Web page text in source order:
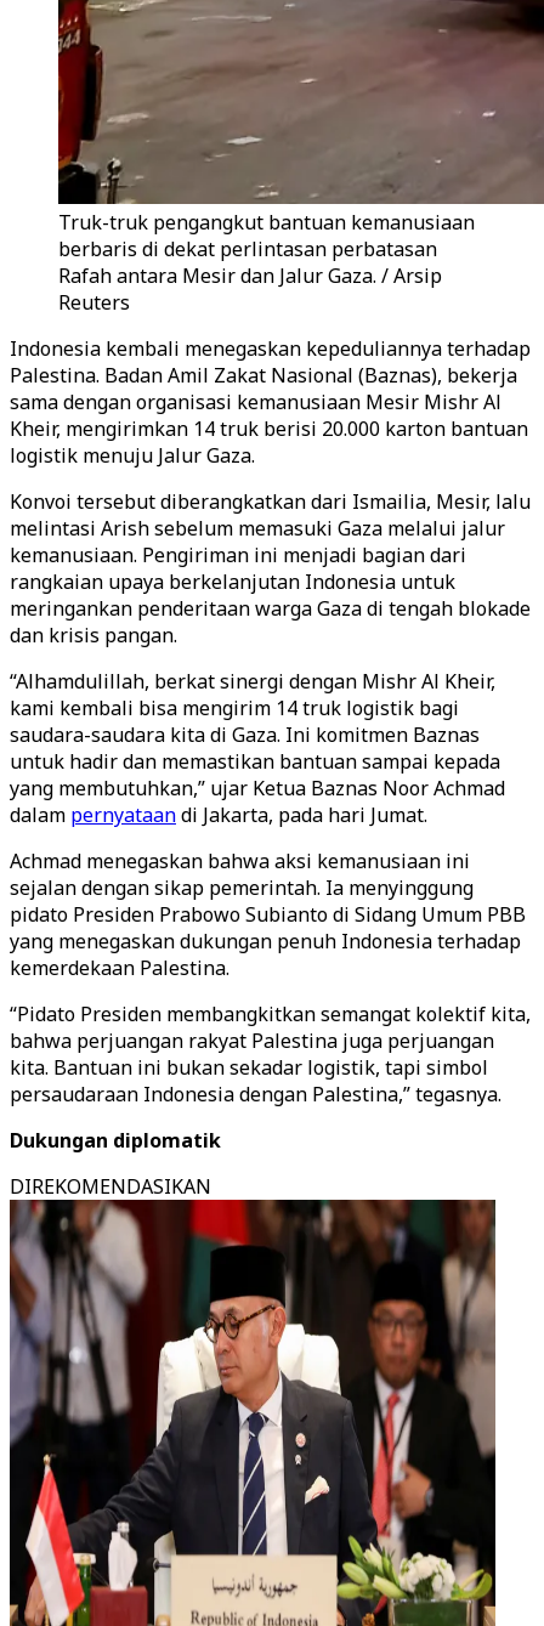
Truk-truk pengangkut bantuan kemanusiaan
berbaris di dekat perlintasan perbatasan
Rafah antara Mesir dan Jalur Gaza. / Arsip
Reuters
Indonesia kembali menegaskan kepeduliannya terhadap
Palestina. Badan Amil Zakat Nasional (Baznas), bekerja
sama dengan organisasi kemanusiaan Mesir Mishr Al
Kheir, mengirimkan 14 truk berisi 20.000 karton bantuan
logistik menuju Jalur Gaza.
Konvoi tersebut diberangkatkan dari Ismailia, Mesir, lalu
melintasi Arish sebelum memasuki Gaza melalui jalur
kemanusiaan. Pengiriman ini menjadi bagian dari
rangkaian upaya berkelanjutan Indonesia untuk
meringankan penderitaan warga Gaza di tengah blokade
dan krisis pangan.
“Alhamdulillah, berkat sinergi dengan Mishr Al Kheir,
kami kembali bisa mengirim 14 truk logistik bagi
saudara-saudara kita di Gaza. Ini komitmen Baznas
untuk hadir dan memastikan bantuan sampai kepada
yang membutuhkan,” ujar Ketua Baznas Noor Achmad
dalam pernyataandi Jakarta, pada hari Jumat.
Achmad menegaskan bahwa aksi kemanusiaan ini
sejalan dengan sikap pemerintah. Ia menyinggung
pidato Presiden Prabowo Subianto di Sidang Umum PBB
yang menegaskan dukungan penuh Indonesia terhadap
kemerdekaan Palestina.
“Pidato Presiden membangkitkan semangat kolektif kita,
bahwa perjuangan rakyat Palestina juga perjuangan
kita. Bantuan ini bukan sekadar logistik, tapi simbol
persaudaraan Indonesia dengan Palestina,” tegasnya.
Dukungan diplomatik
DIREKOMENDASIKAN